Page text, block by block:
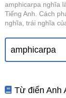
amphicarpa nghĩa
Tiếng Anh. Cách
nghĩa, trái nghĩa
Từ điển Anh